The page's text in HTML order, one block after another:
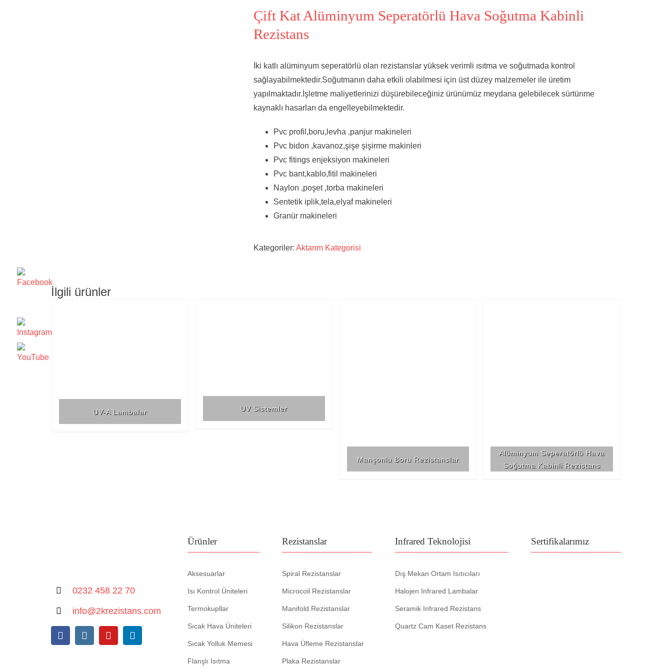
Çift Kat Alüminyum Seperatörlü Hava Soğutma Kabinli
Rezistans
İki katlı alüminyum seperatörlü olan rezistanslar yüksek verimli ısıtma ve soğutmada kontrol
sağlayabilmektedir.Soğutmanın daha etkili olabilmesi için üst düzey malzemeler ile üretim
yapılmaktadır.İşletme maliyetlerinizi düşürebileceğiniz ürünümüz meydana gelebilecek sürtünme
kaynaklı hasarları da engelleyebilmektedir.
Pvc profil,boru,levha ,panjur makineleri
Pvc bidon ,kavanoz,şişe şişirme makinleri
Pvc fitings enjeksiyon makineleri
Pvc bant,kablo,fitil makineleri
Naylon ,poşet ,torba makineleri
Sentetik iplik,tela,elyaf makineleri
Granür makineleri
Kategoriler: Aktarım Kategorisi
İlgili ürünler
UV-A Lambalar UV Sistemler
Manşonlu Boru Rezistanslar
Alüminyum Seperatörlü Hava
Soğutma Kabinli Rezistans
0232 458 22 70
info@2krezistans.com
Ürünler
Aksesuarlar
Isı Kontrol Üniteleri
Termokupllar
Sıcak Hava Üniteleri
Sıcak Yolluk Memesi
Flanşlı Isıtma
Rezistanslar
Spiral Rezistanslar
Microcoil Rezistanslar
Manifold Rezistanslar
Silikon Rezistanslar
Hava Üfleme Rezistanslar
Plaka Rezistanslar
Infrared Teknolojisi
Dış Mekan Ortam Isıtıcıları
Halojen Infrared Lambalar
Seramik Infrared Rezistans
Quartz Cam Kaset Rezistans
Sertifikalarımız